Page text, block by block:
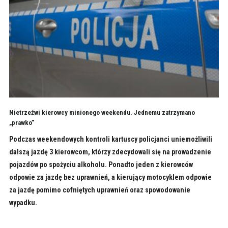
Nietrzeźwi kierowcy minionego weekendu. Jednemu zatrzymano
„prawko”
Podczas weekendowych kontroli kartuscy policjanci uniemożliwili
dalszą jazdę 3 kierowcom, którzy zdecydowali się na prowadzenie
pojazdów po spożyciu alkoholu. Ponadto jeden z kierowców
odpowie za jazdę bez uprawnień, a kierujący motocyklem odpowie
za jazdę pomimo cofniętych uprawnień oraz spowodowanie
wypadku.